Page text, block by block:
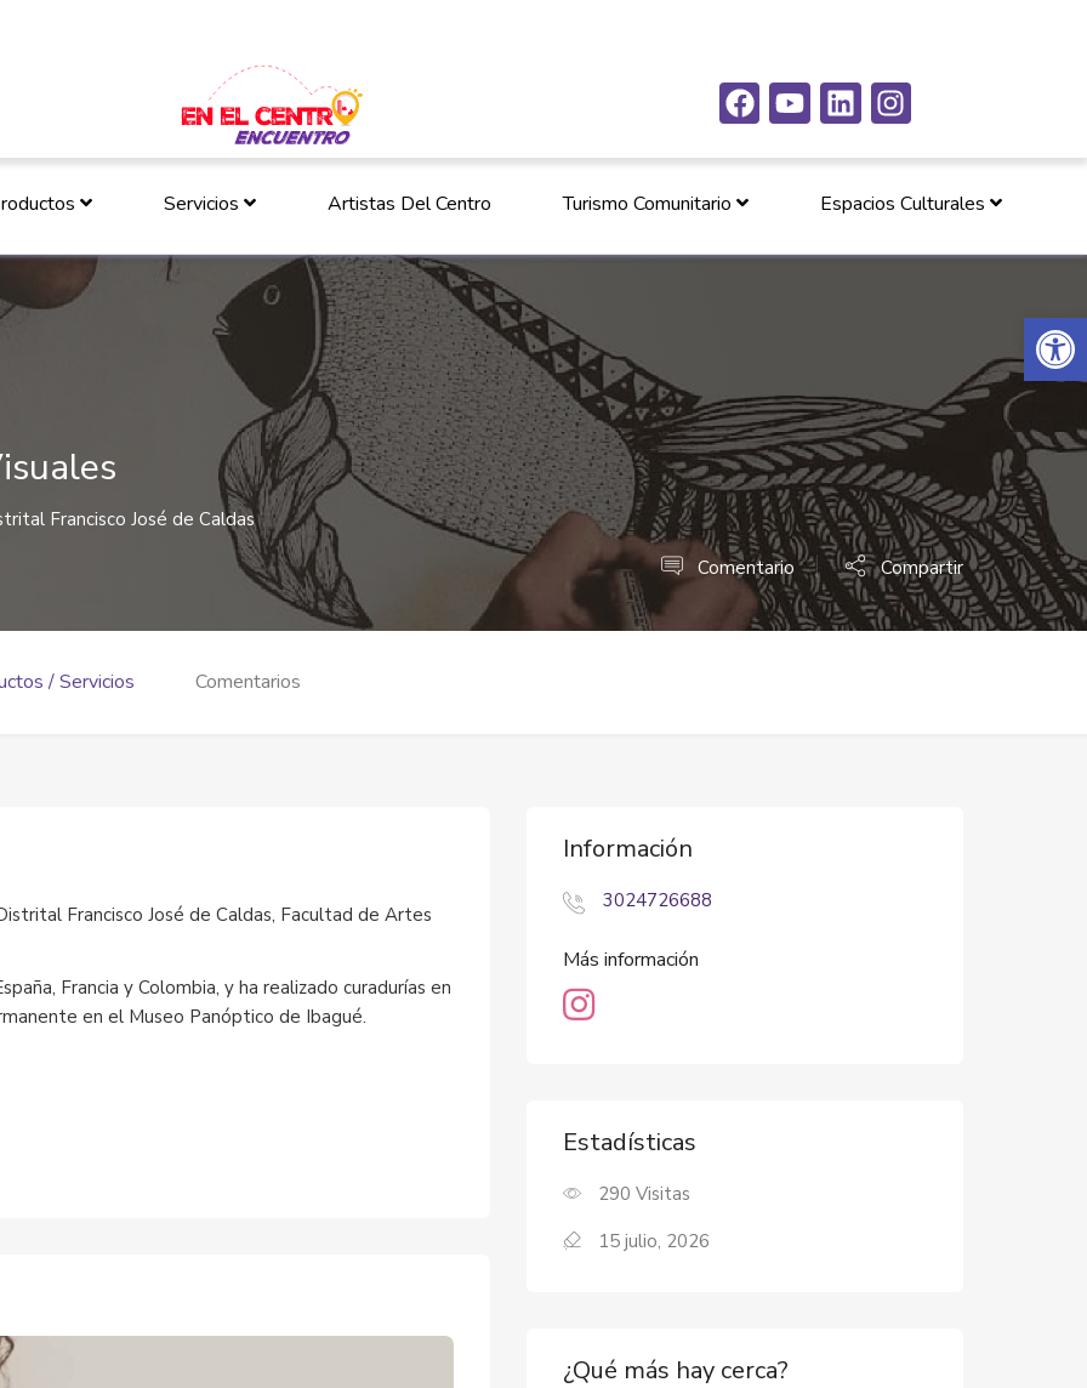
Abrir
Servicios Artistas Del Centro Turismo Comunitario Espacios Culturales
Francisco José de Caldas
Comentario
Compartir
/ Servicios Comentarios
Francisco José de Caldas, Facultad de Artes
Francia y Colombia, y ha realizado curadurías en
en el Museo Panóptico de Ibagué.
Información
3024726688
Más información
Estadísticas
290 Visitas
15 julio, 2026
¿Qué más hay cerca?